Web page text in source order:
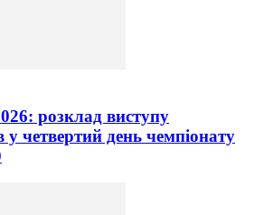
розклад виступу
у четвертий день чемпіонату